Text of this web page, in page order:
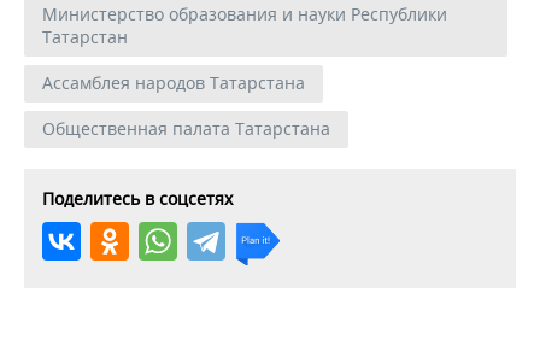
Министерство образования и науки Республики
Татарстан
Ассамблея народов Татарстана
Общественная палата Татарстана
Поделитесь в соцсетях